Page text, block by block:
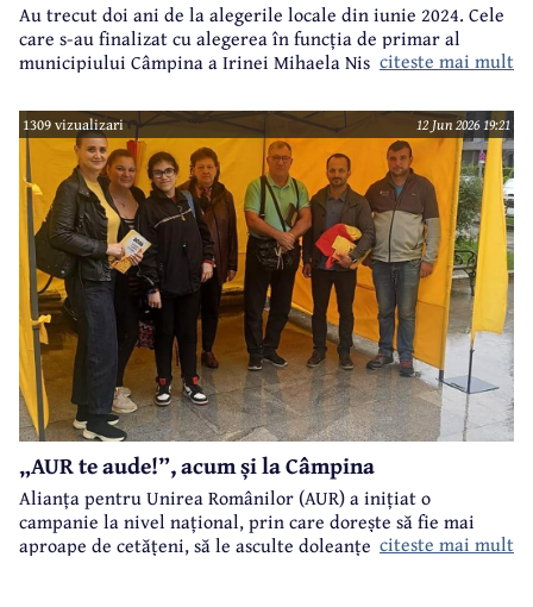
Au trecut doi ani de la alegerile locale din iunie 2024. Cele
care s-au finalizat cu alegerea în funcția de primar al
municipiului Câmpina a Irinei Mihaela Nistor, care l-a
Moldoveanu.
citeste mai mult
1309 vizualizari 12 Jun 2026 19:21
„AUR te aude!”, acum și la Câmpina
Alianța pentru Unirea Românilor (AUR) a inițiat o
campanie la nivel național, prin care dorește să fie mai
aproape de cetățeni, să le asculte doleanțele și problemele.
citeste mai mult